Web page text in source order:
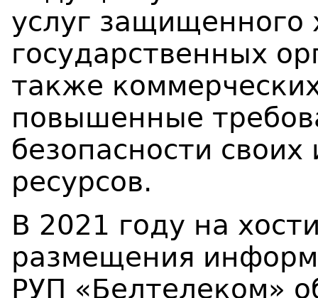
услуг защищенного
государственных
также
повышенные
безопасности
ресурсов.
В 2021 году на
размещения
РУП «Белтелеком»